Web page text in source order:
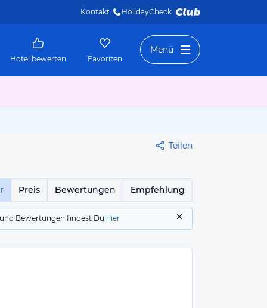
Kontakt HolidayCheck
Hotel bewerten Favoriten
Menü
Teilen
Preis Bewertungen Empfehlung
Bewertungen findest Du hier